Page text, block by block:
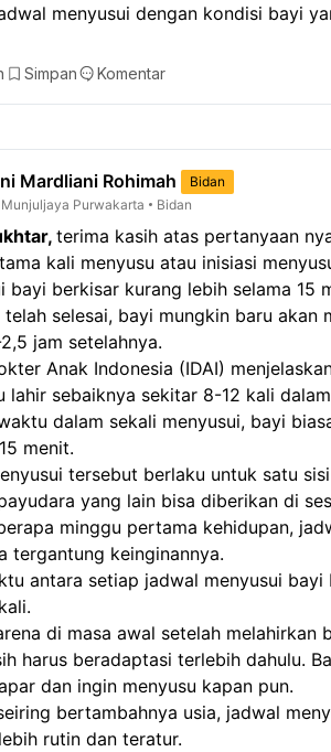
menyusui dengan kondisi bayi
Simpan Komentar
Mardliani Rohimah
Bidan
Purwakarta
Bidan
terima kasih atas pertanyaan
kali menyusu atau inisiasi
bayi berkisar kurang lebih selama 15
selesai, bayi mungkin baru akan
jam setelahnya.
Anak Indonesia (IDAI)
lahir sebaiknya sekitar 8-12 kali
dalam sekali menyusui, bayi
menit.
tersebut berlaku untuk satu
yang lain bisa diberikan di
minggu pertama kehidupan,
tergantung keinginannya.
antara setiap jadwal menyusui bayi
di masa awal setelah melahirkan
harus beradaptasi terlebih dahulu.
dan ingin menyusu kapan pun.
bertambahnya usia, jadwal
rutin dan teratur.